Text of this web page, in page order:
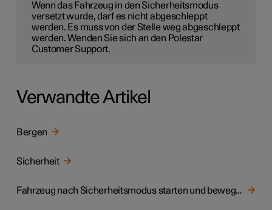
Wenn das Fahrzeug in den Sicherheitsmodus
versetzt wurde, darf es nicht abgeschleppt
werden. Es muss von der Stelle weg abgeschleppt
werden. Wenden Sie sich an den Polestar
Customer Support.
Verwandte Artikel
Bergen
Sicherheit
Fahrzeug nach Sicherheitsmodus starten und bewegen